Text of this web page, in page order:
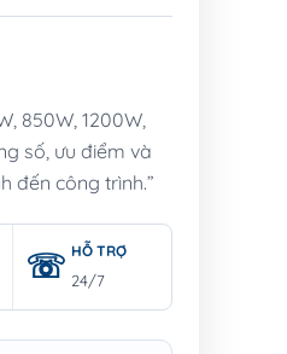
850W, 1200W,
số, ưu điểm và
đến công trình.”
HỖ TRỢ
24/7